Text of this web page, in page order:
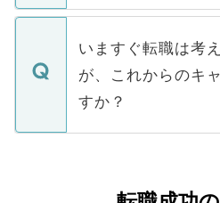
関を公にしてしまう
に、医療機関が求め
みを人材紹介会社に
ています。
定を承諾する必要は
の辞退の連絡はキャ
個人情報が漏えいす
で、ご安心ください
などで収集したご登
ご本人のキャリアア
支援を目的に使用い
ているすべての個人
いますぐ転職は考
が、これからのキ
すか？
かがいして、現在の